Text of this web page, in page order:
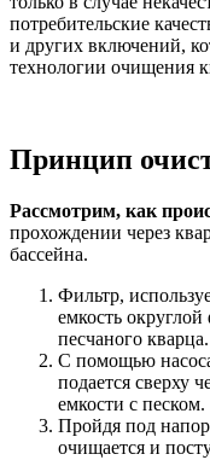
потребительские
и других включений,
технологии очищения
Принцип
Рассмотрим, как
прохождении через
бассейна.
Фильтр,
емкость
песчаного кварца.
С помощью насоса
подается сверху
емкости с песком.
Пройдя под
очищается и